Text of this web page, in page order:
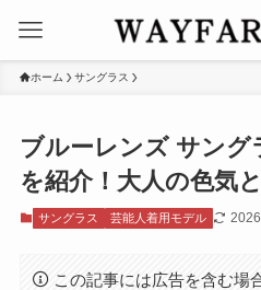
ホーム サングラス
ブルーレンズ サング
を紹介！大人の色気
サングラス 芸能人着用モデル
この記事には広告を含む場